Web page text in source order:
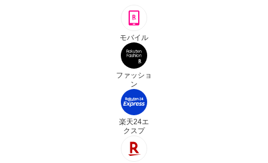
モバイル
ファッショ
ン
楽天24エ
クスプ